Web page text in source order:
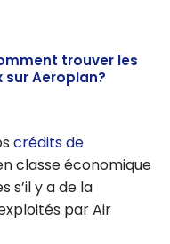
trouver les
sur Aeroplan?
crédits de
classe économique
s’il y a de la
par Air